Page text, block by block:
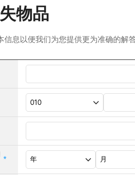
物品
信息以便我们为您提供更为准确的解
*